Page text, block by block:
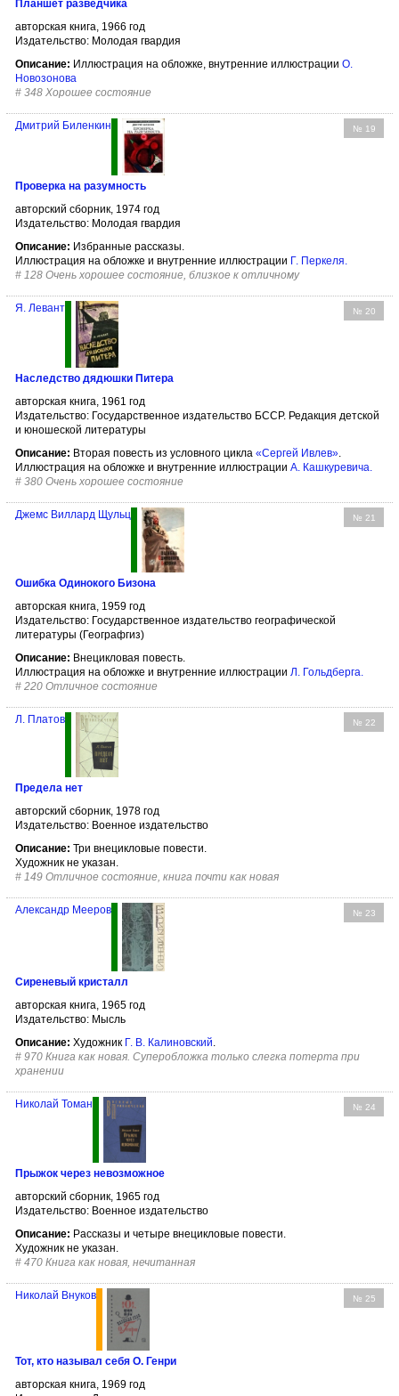
Планшет разведчика
авторская книга, 1966 год
Издательство: Молодая гвардия
Описание: Иллюстрация на обложке, внутренние иллюстрации О.
Новозонова
# 348 Хорошее состояние
№ 19
Дмитрий Биленкин
Проверка на разумность
авторский сборник, 1974 год
Издательство: Молодая гвардия
Описание: Избранные рассказы.
Иллюстрация на обложке и внутренние иллюстрации Г. Перкеля.
# 128 Очень хорошее состояние, близкое к отличному
№ 20
Я. Левант
Наследство дядюшки Питера
авторская книга, 1961 год
Издательство: Государственное издательство БССР. Редакция детской
и юношеской литературы
Описание: Вторая повесть из условного цикла «Сергей Ивлев»
Иллюстрация на обложке и внутренние иллюстрации А. Кашкуревича
# 380 Очень хорошее состояние
№ 21
Джемс Виллард Щульц
Ошибка Одинокого Бизона
авторская книга, 1959 год
Издательство: Государственное издательство географической
литературы (Географгиз)
Описание: Внецикловая повесть.
Иллюстрация на обложке и внутренние иллюстрации Л. Гольдберга.
# 220 Отличное состояние
№ 22
Л. Платов
Предела нет
авторский сборник, 1978 год
Издательство: Военное издательство
Описание: Три внецикловые повести.
Художник не указан.
# 149 Отличное состояние, книга почти как новая
№ 23
Александр Мееров
Сиреневый кристалл
авторская книга, 1965 год
Издательство: Мысль
Описание: Художник Г. В. Калиновский.
# 970 Книга как новая. Суперобложка только слегка потерта при
хранении
№ 24
Николай Томан
Прыжок через невозможное
авторский сборник, 1965 год
Издательство: Военное издательство
Описание: Рассказы и четыре внецикловые повести.
Художник не указан.
# 470 Книга как новая, нечитанная
№ 25
Николай Внуков
Тот, кто называл себя О. Генри
авторская книга, 1969 год